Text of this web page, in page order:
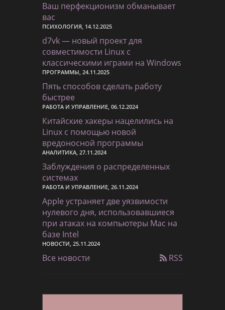
Ваш перфекционизм обманывает
вас
ПСИХОЛОГИЯ, 14.12.2025
d7vk — новый проект для
совместимости Linux с
классическими играми на Windows
ПРОГРАММЫ, 24.11.2025
Пять способов сделать работу
быстрее
РАБОТА И УПРАВЛЕНИЕ, 06.12.2024
Китайские хакеры нацелились на
Linux с помощью новой
вредоносной программы
АНАЛИТИКА, 27.11.2024
Заблуждения о распределенных
системах
РАБОТА И УПРАВЛЕНИЕ, 26.11.2024
Apple устраняет две уязвимости
нулевого дня, использовавшиеся
при атаках на компьютеры Mac на
базе Intel
НОВОСТИ, 25.11.2024
Все новости RSS